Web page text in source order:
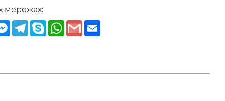
мережах:
Messenger
Telegram
SkypeWhatsApp
Gmail